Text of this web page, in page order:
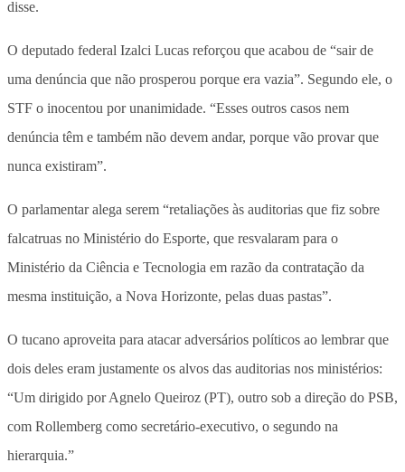
disse.
O deputado federal Izalci Lucas reforçou que acabou de “sair de
uma denúncia que não prosperou porque era vazia”. Segundo ele, o
STF o inocentou por unanimidade. “Esses outros casos nem
denúncia têm e também não devem andar, porque vão provar que
nunca existiram”.
O parlamentar alega serem “retaliações às auditorias que fiz sobre
falcatruas no Ministério do Esporte, que resvalaram para o
Ministério da Ciência e Tecnologia em razão da contratação da
mesma instituição, a Nova Horizonte, pelas duas pastas”.
O tucano aproveita para atacar adversários políticos ao lembrar que
dois deles eram justamente os alvos das auditorias nos ministérios:
“Um dirigido por Agnelo Queiroz (PT), outro sob a direção do PSB,
com Rollemberg como secretário-executivo, o segundo na
hierarquia.”